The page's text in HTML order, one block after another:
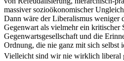
massiver sozioökonomischer
Dann wäre der Liberalismus weniger
Gegenwart als vielmehr ein kritischer
Gegenwartsgesellschaft und die
Ordnung, die nie ganz mit sich selbst
Vielleicht sind wir nie wirklich liberal